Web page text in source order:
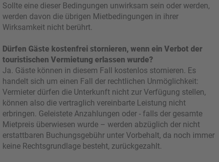
Sollte eine dieser Bedingungen unwirksam sein oder werden,
werden davon die übrigen Mietbedingungen in ihrer
Wirksamkeit nicht berührt.
Dürfen Gäste kostenfrei stornieren, wenn ein Verbot der
touristischen Vermietung erlassen wurde?
Ja. Gäste können in diesem Fall kostenlos stornieren. Es
handelt sich um einen Fall der rechtlichen Unmöglichkeit:
Vermieter dürfen die Unterkunft nicht zur Verfügung stellen,
können also die vertraglich vereinbarte Leistung nicht
erbringen. Geleistete Anzahlungen oder - falls der gesamte
Mietpreis überwiesen wurde – werden abzüglich der nicht
erstattbaren Buchungsgebühr unter Vorbehalt, da noch immer
keine Rechtsgrundlage besteht, zurückgezahlt.